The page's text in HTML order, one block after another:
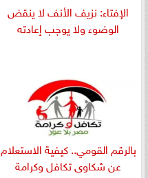
الإفتاء: نزيف الأنف لا ينقض
الوضوء ولا يوجب إعادته
بالرقم القومي.. كيفية الاستعلام
عن شكاوى تكافل وكرامة